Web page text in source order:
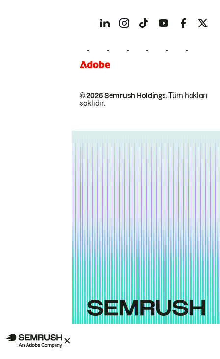
© 2026 Semrush Holdings.Tüm hakları
saklıdır.